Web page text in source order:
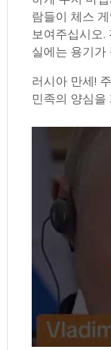
람들이 체스
보여주십시오.
실에는 용기가
러시아 만세!
민족의 양심을